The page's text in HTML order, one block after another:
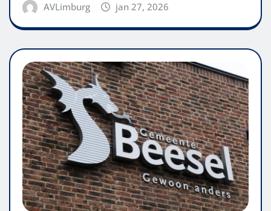
AVLimburg jan 27, 2026